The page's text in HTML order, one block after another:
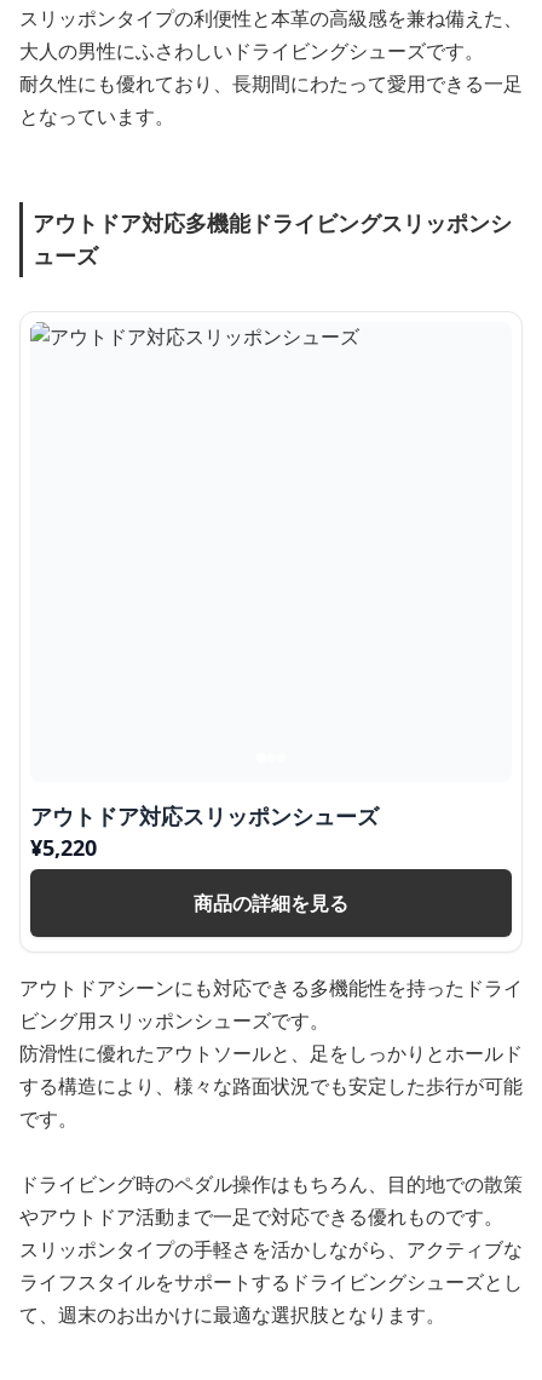
スリッポンタイプの利便性と本革の高級感を兼ね備えた、
大人の男性にふさわしいドライビングシューズです。
耐久性にも優れており、長期間にわたって愛用できる一足
となっています。
アウトドア対応多機能ドライビングスリッポンシ
ューズ
アウトドア対応スリッポンシューズ
¥5,220
商品の詳細を見る
アウトドアシーンにも対応できる多機能性を持ったドライ
ビング用スリッポンシューズです。
防滑性に優れたアウトソールと、足をしっかりとホールド
する構造により、様々な路面状況でも安定した歩行が可能
です。
ドライビング時のペダル操作はもちろん、目的地での散策
やアウトドア活動まで一足で対応できる優れものです。
スリッポンタイプの手軽さを活かしながら、アクティブな
ライフスタイルをサポートするドライビングシューズとし
て、週末のお出かけに最適な選択肢となります。